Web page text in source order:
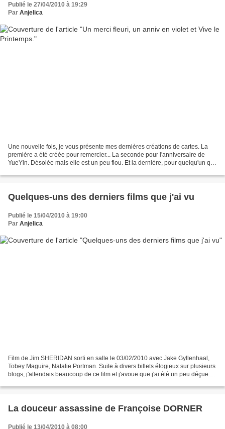
Publié le 27/04/2010 à 19:29
Par Anjelica
Une nouvelle fois, je vous présente mes dernières créations de cartes. La
première a été créée pour remercier... La seconde pour l'anniversaire de
YueYin. Désolée mais elle est un peu flou. Et la dernière, pour quelqu'un qui
Quelques-uns des derniers films que j'ai vu
Publié le 15/04/2010 à 19:00
Par Anjelica
Film de Jim SHERIDAN sorti en salle le 03/02/2010 avec Jake Gyllenhaal,
Tobey Maguire, Natalie Portman. Suite à divers billets élogieux sur plusieurs
blogs, j'attendais beaucoup de ce film et j'avoue que j'ai été un peu déçue.
La douceur assassine de Françoise DORNER
Publié le 13/04/2010 à 08:00